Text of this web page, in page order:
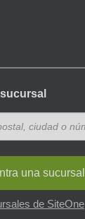
una sucursal
de SiteOne